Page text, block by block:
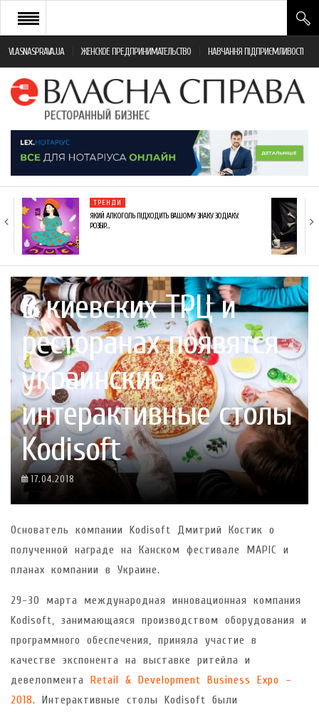
VLASNASPRAVA.UA ЖЕНСКОЕ ПРЕДПРИНИМАТЕЛЬСТВО НАВЧАННЯ ПІДПРИЄМЛИВОСТІ
НОВИНИ РЕСТОРАННОГО БІЗНЕСУ
ЯК ВІДКРИТИ ТА УСПІШНО КЕРУВАТИ
МОНІТОРИНГ ЗАКОНОДАВСТВА
ФРАНЧАЙЗИНГ
КНИГИ
ТРЕНДИ
ЯКИЙ АЛКОГОЛЬ ПІДХОДИТЬ ВАШОМУ ЗНАКУ ЗОДІАКУ:
РОЗБІР…
В киевских ТРЦ и
ресторанах появятся
украинские
интерактивные столы
Kodisoft
17.04.2018
Основатель компании Kodisoft Дмитрий Костик о
полученной награде на Канском фестивале MAPIC и
планах компании в Украине.
29-30 марта международная инновационная компания
Kodisoft, занимающаяся производством оборудования и
программного обеспечения, приняла участие в
качестве экспонента на выставке ритейла и
девелопмента Retail & Development Business Expo –
2018. Интерактивные столы Kodisoft были